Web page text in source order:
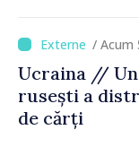
/ Acum
Ucraina //
rusești a
de cărți